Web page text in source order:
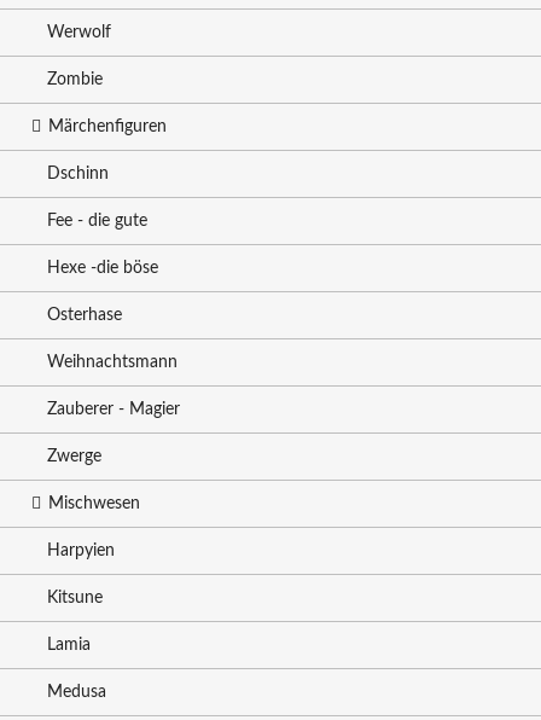
Werwolf
Zombie
Märchenfiguren
Dschinn
Fee - die gute
Hexe -die böse
Osterhase
Weihnachtsmann
Zauberer - Magier
Zwerge
Mischwesen
Harpyien
Kitsune
Lamia
Medusa